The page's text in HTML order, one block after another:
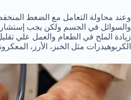
وعند محاولة التعامل مع الضغط
والسوائل في الجسم ولكن يجب
زيادة الملح في الطعام والعمل علي
الكربوهيدرات مثل الخبز، الأرز،